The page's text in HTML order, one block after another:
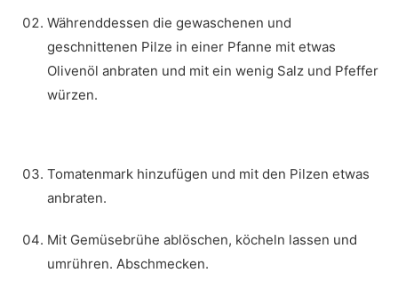
Währenddessen die gewaschenen und
geschnittenen Pilze in einer Pfanne mit etwas
Olivenöl anbraten und mit ein wenig Salz und Pfeffer
würzen.
Tomatenmark hinzufügen und mit den Pilzen etwas
anbraten.
Mit Gemüsebrühe ablöschen, köcheln lassen und
umrühren. Abschmecken.